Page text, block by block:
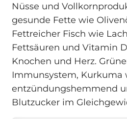
Nüsse und
gesunde Fette wie
Fettreicher Fisch wie
Fettsäuren und Vitamin
Knochen und Herz.
Immunsystem, Kurkuma
entzündungshemmend
Blutzucker im